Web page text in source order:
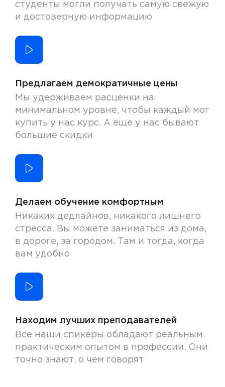
студенты могли получать самую свежую
и достоверную информацию
Предлагаем демократичные цены
Мы удерживаем расценки на
минимальном уровне, чтобы каждый мог
купить у нас курс. А еще у нас бывают
большие скидки
Делаем обучение комфортным
Никаких дедлайнов, никакого лишнего
стресса. Вы можете заниматься из дома,
в дороге, за городом. Там и тогда, когда
вам удобно
Находим лучших преподавателей
Все наши спикеры обладают реальным
практическим опытом в профессии. Они
точно знают, о чем говорят